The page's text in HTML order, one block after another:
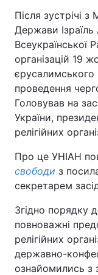
Головна
Україна
Економіка
Екологія
РЕГІОНИ
Київ
Дніпро
Одеса
Після зустрічі
Держави
Всеукраїнської
організацій 19
єрусалимського
проведення
Головував на
України,
релігійних
Про це УНІАН
свободи з
секретарем
Згідно порядку
повноважні
релігійних
державно-
ознайомились з